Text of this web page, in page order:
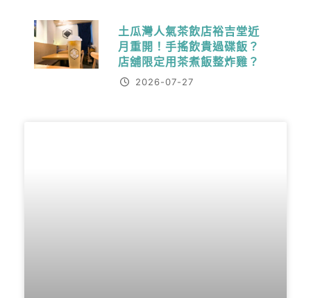
土瓜灣人氣茶飲店裕吉堂近
月重開！手搖飲貴過碟飯？
店舖限定用茶煮飯整炸雞？
2026-07-27